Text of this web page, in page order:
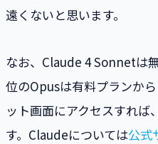
遠くないと思います。
なお、Claude 4 Sonnetは
位のOpusは有料プランか
ット画面にアクセスすれば
す。Claudeについては公式